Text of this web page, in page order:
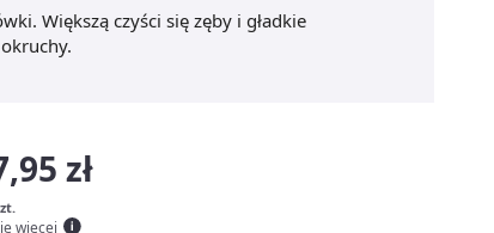
Większą czyści się zęby i gładkie
zł
więcej